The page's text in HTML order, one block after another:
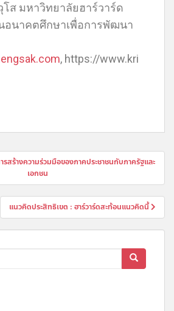
โส มหาวิทยาลัยฮาร์วาร์ด
อนาคตศึกษาเพื่อการพัฒนา
, https://www.kri
สร้างความร่วมมือของภาคประชาชนกับภาครัฐและ
เอกชน
แนวคิดประสิทธิเขต : ฮาร์วาร์ดสะท้อนแนวคิดนี้